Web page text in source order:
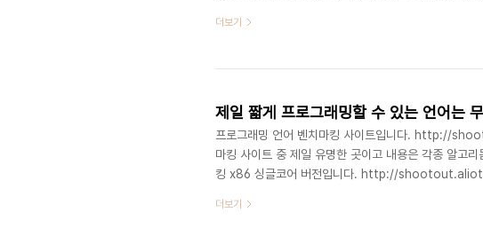
짧다고 나옵니다. Time secs는 수행 시간, Memory
자바스크립트, 펄, 루아, PH..
더보기
제일 짧게 프로그래밍할 수 있는 언어는
프로그래밍 언어 벤치마킹 사이트입니다. http://
마킹 사이트 중 제일 유명한 곳이고 내용은 각종 알고
킹 x86 싱글코어 버전입니다. http://
루비, 파이썬정도 분량입니다. 특히, 타입 선언이 없는
더보기